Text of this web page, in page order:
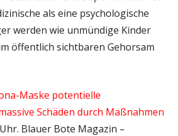
als eine psychologische
werden wie unmündige Kinder
öffentlich sichtbaren Gehorsam
Maske potentielle
Schäden durch Maßnahmen
Blauer Bote Magazin –